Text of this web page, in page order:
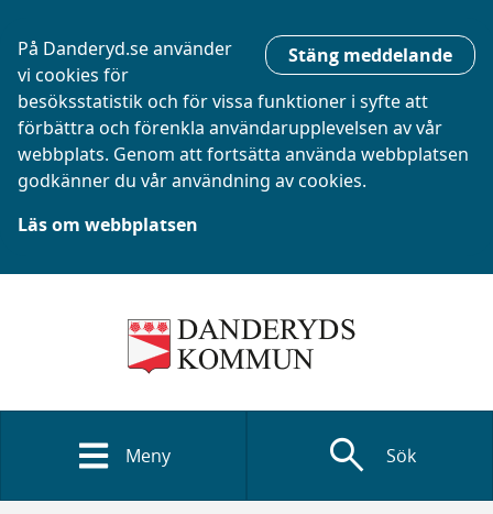
Stäng meddelande
På Danderyd.se använder
vi cookies för
besöksstatistik och för vissa funktioner i syfte att
förbättra och förenkla användarupplevelsen av vår
webbplats. Genom att fortsätta använda webbplatsen
godkänner du vår användning av cookies.
Läs om webbplatsen
Meny search Sök